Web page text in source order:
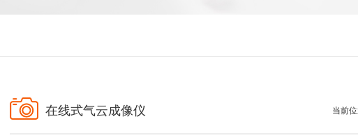
在线式气云成像仪 当前